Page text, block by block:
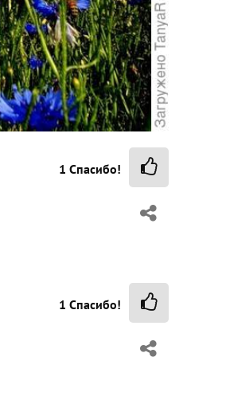
1 Спасибо!
1 Спасибо!